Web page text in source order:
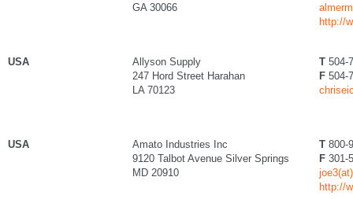
GA 30066
http://
USA
Allyson Supply
247 Hord Street Harahan
LA 70123
T 504-
F 504-
USA
Amato Industries Inc
9120 Talbot Avenue Silver Springs
MD 20910
T 800-
F 301-
http://